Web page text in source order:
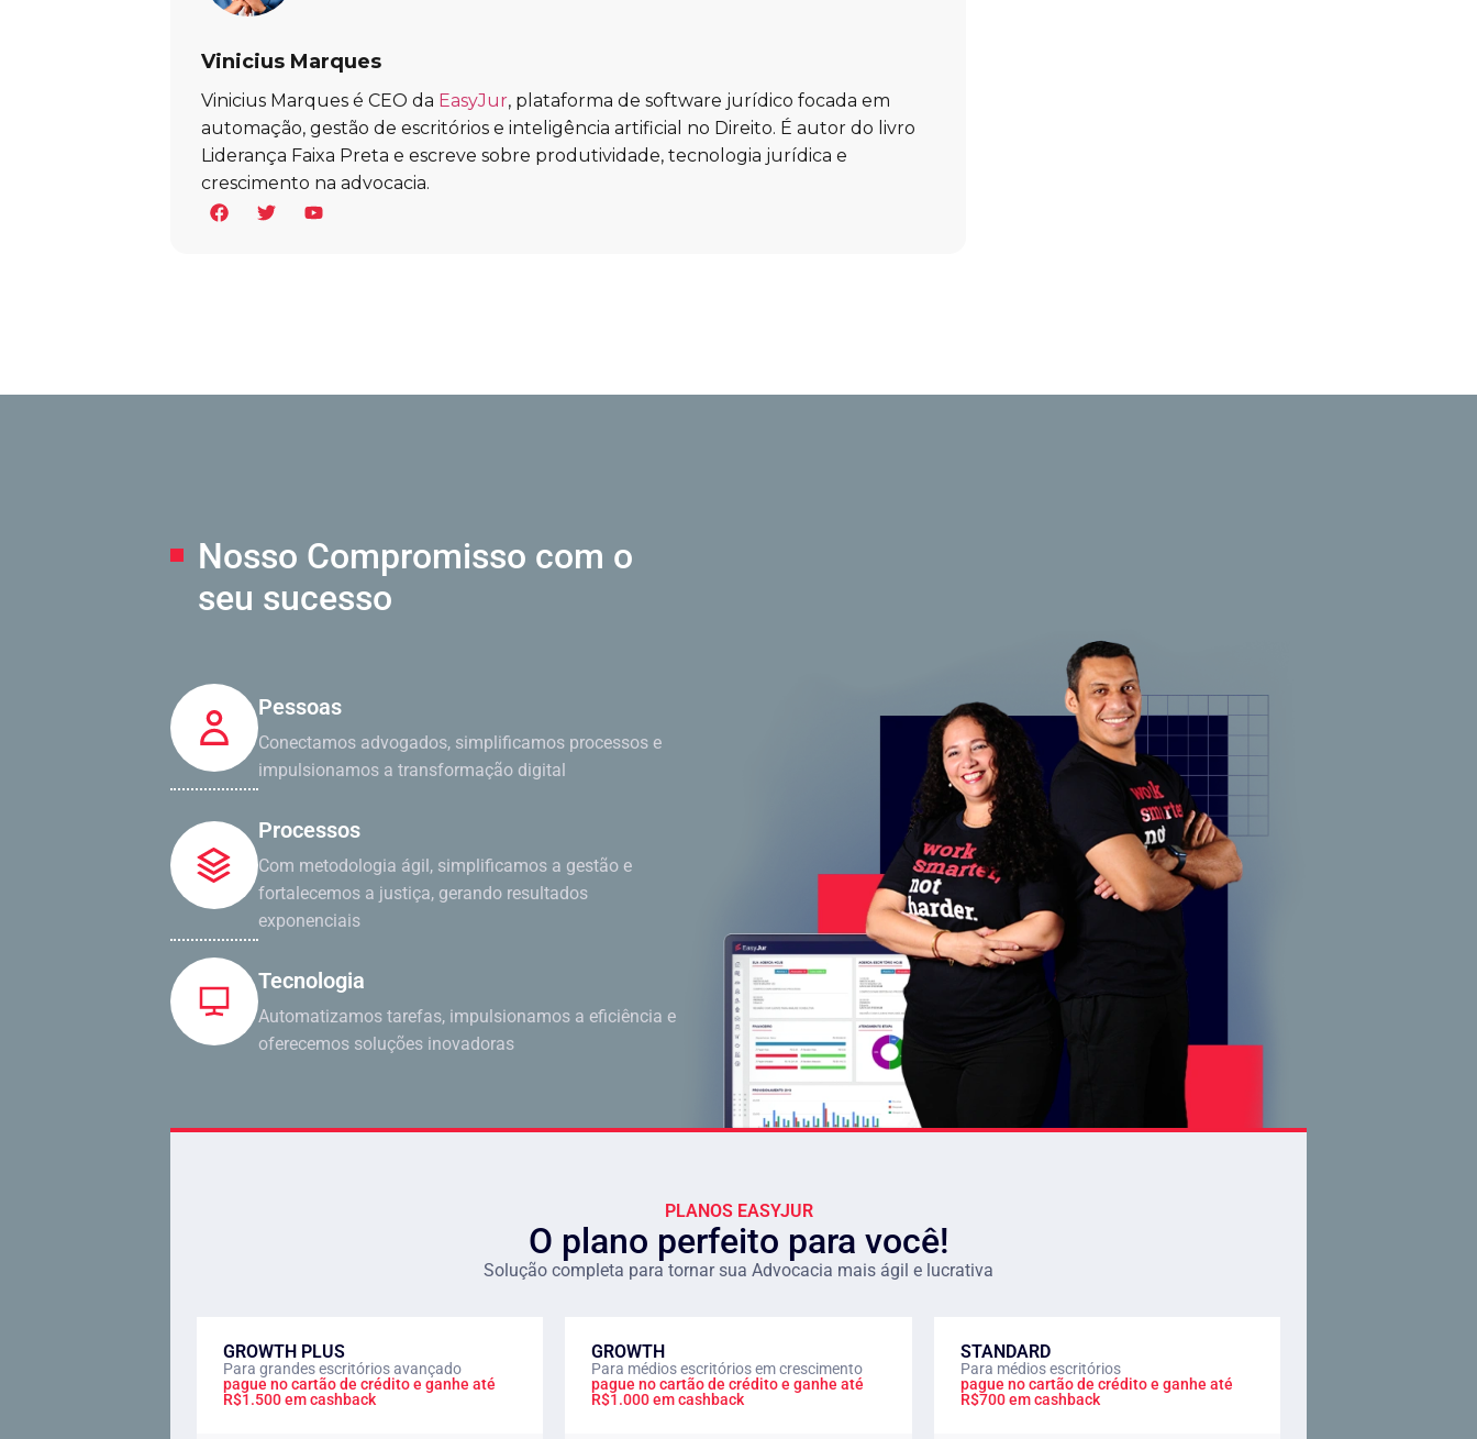
Vinicius Marques
Vinicius Marques é CEO da EasyJur, plataforma de software jurídico focada em
automação, gestão de escritórios e inteligência artificial no Direito. É autor do livro
Liderança Faixa Preta e escreve sobre produtividade, tecnologia jurídica e
crescimento na advocacia.
Nosso Compromisso com o
seu sucesso
Pessoas
Conectamos advogados, simplificamos processos e
impulsionamos a transformação digital
Processos
Com metodologia ágil, simplificamos a gestão e
fortalecemos a justiça, gerando resultados
exponenciais
Tecnologia
Automatizamos tarefas, impulsionamos a eficiência e
oferecemos soluções inovadoras
PLANOS EASYJUR
O plano perfeito para você!
Solução completa para tornar sua Advocacia mais ágil e lucrativa
GROWTH PLUS
Para grandes escritórios avançado
pague no cartão de crédito e ganhe até
R$1.500 em cashback
GROWTH
Para médios escritórios em crescimento
pague no cartão de crédito e ganhe até
R$1.000 em cashback
STANDARD
Para médios escritórios
pague no cartão de crédito e ganhe até
R$700 em cashback